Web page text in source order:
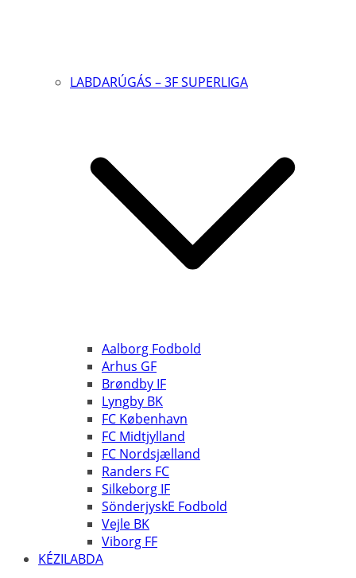
LABDARÚGÁS – 3F SUPERLIGA
Aalborg Fodbold
Arhus GF
Brøndby IF
Lyngby BK
FC København
FC Midtjylland
FC Nordsjælland
Randers FC
Silkeborg IF
SönderjyskE Fodbold
Vejle BK
Viborg FF
KÉZILABDA